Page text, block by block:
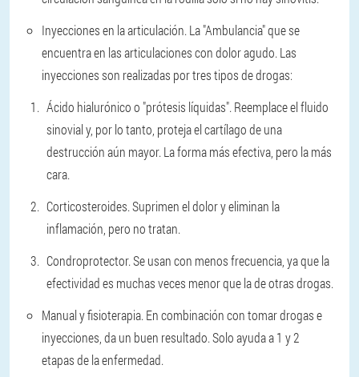
Inyecciones en la articulación. La "Ambulancia" que se
encuentra en las articulaciones con dolor agudo. Las
inyecciones son realizadas por tres tipos de drogas:
Ácido hialurónicoo "prótesis líquidas". Reemplace el fluido
sinovial y, por lo tanto, proteja el cartílago de una
destrucción aún mayor. La forma más efectiva, pero la más
cara.
Corticosteroides.Suprimen el dolor y eliminan la
inflamación, pero no tratan.
Condroprotector.Se usan con menos frecuencia, ya que la
efectividad es muchas veces menor que la de otras drogas.
Manual y fisioterapia. En combinación con tomar drogas e
inyecciones, da un buen resultado. Solo ayuda a 1 y 2
etapas de la enfermedad.